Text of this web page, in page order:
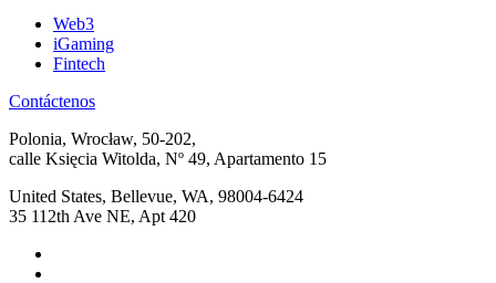
Web3
iGaming
Fintech
Contáctenos
Polonia, Wrocław, 50-202,
calle Księcia Witolda, Nº 49, Apartamento 15
United States, Bellevue, WA, 98004-6424
35 112th Ave NE, Apt 420